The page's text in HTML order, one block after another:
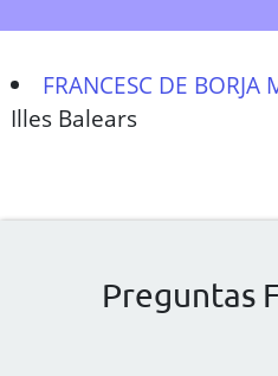
FRANCESC DE BORJA
Illes Balears
Preguntas